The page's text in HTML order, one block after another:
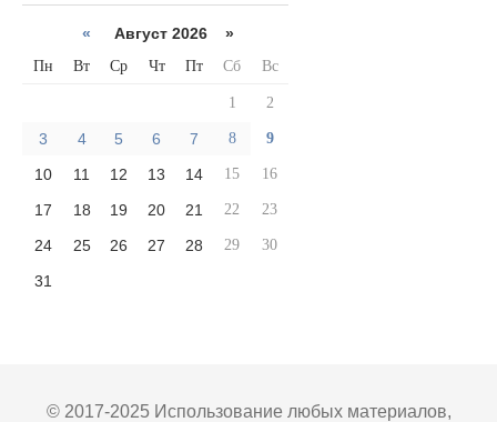
« Август 2026 »
Пн Вт Ср Чт Пт Сб Вс
1 2
3 4 5 6 7 8 9
10 11 12 13 14 15 16
17 18 19 20 21 22 23
24 25 26 27 28 29 30
31
© 2017-2025 Использование любых материалов,